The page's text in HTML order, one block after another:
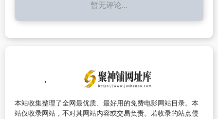
暂无评论...
本站收集整理了全网最优质、最好用的免费电影网站目录。本
站仅收录网站，不对其网站内容或交易负责。若收录的站点侵